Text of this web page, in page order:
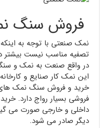
فروش سنگ
نمک صنعتی با توجه به
تصفیه مناسب نیست بیشتر
در واقع صنعت به نمک و
این نمک کار صنایع و
خرید و فروش سنگ نمک
فروشی بسیار رواج دارد.
داخلی و خارجی صورت می
دیگر صادر می شود.